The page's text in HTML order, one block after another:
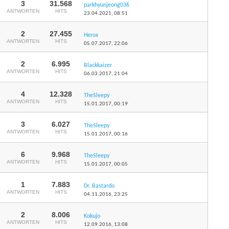
3
ANTWORTEN
31.568
HITS
parkhyunjeong036
23.04.2021,08:51
2
ANTWORTEN
27.455
HITS
Herox
05.07.2017,22:06
2
ANTWORTEN
6.995
HITS
Blackkaizer
06.03.2017,21:04
4
ANTWORTEN
12.328
HITS
TheSleepy
15.01.2017,00:19
3
ANTWORTEN
6.027
HITS
TheSleepy
15.01.2017,00:16
6
ANTWORTEN
9.968
HITS
TheSleepy
15.01.2017,00:05
1
ANTWORTEN
7.883
HITS
Dr. Bastardo
04.11.2016,23:25
2
ANTWORTEN
8.006
HITS
Kokujo
12.09.2016, 13:08